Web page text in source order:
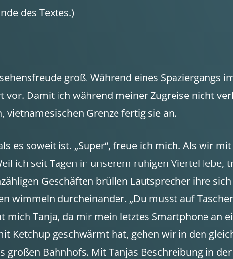
des Textes.)
groß. Während eines Spaziergangs
Damit ich während meiner Zugreise nicht
vietnamesischen Grenze fertig sie an.
es soweit ist. „Super“, freue ich mich. Als wir
ich seit Tagen in unserem ruhigen Viertel
Geschäften brüllen Lautsprecher ihre
wimmeln durcheinander. „Du musst auf
mich Tanja, da mir mein letztes Smartphone an
Ketchup geschwärmt hat, gehen wir in den
großen Bahnhofs. Mit Tanjas Beschreibung in